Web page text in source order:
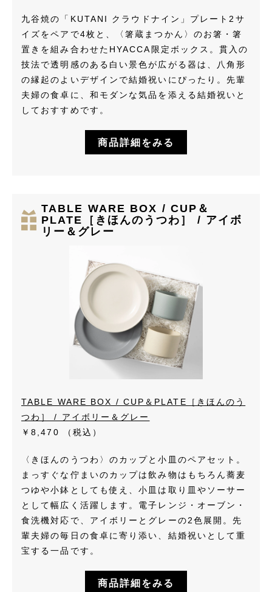
九谷焼の「KUTANI クラウドナイン」プレート2サ
イズをペアで4枚と、〈箸蔵まつかん〉のお箸・箸
置きを組み合わせたHYACCA限定ボックス。貫入の
技法で透明感のある白い景色が広がる器は、八角形
の縁起のよいデザインで結婚祝いにぴったり。先輩
夫婦の食卓に、和モダンな気品を添える結婚祝いと
しておすすめです。
商品詳細をみる
TABLE WARE BOX / CUP＆
PLATE［きほんのうつわ］ / アイボ
リー＆グレー
TABLE WARE BOX / CUP＆PLATE［きほんのう
つわ］ / アイボリー＆グレー
￥8,470
（税込）
〈きほんのうつわ〉のカップと小皿のペアセット。
まっすぐな佇まいのカップは飲み物はもちろん蕎麦
つゆや小鉢としても使え、小皿は取り皿やソーサー
として幅広く活躍します。電子レンジ・オーブン・
食洗機対応で、アイボリーとグレーの2色展開。先
輩夫婦の毎日の食卓に寄り添い、結婚祝いとして重
宝する一品です。
商品詳細をみる